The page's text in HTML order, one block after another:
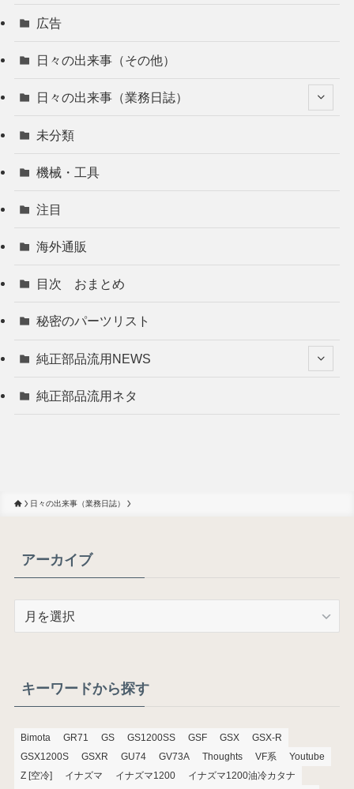
広告
日々の出来事（その他）
日々の出来事（業務日誌）
未分類
機械・工具
注目
海外通販
目次 おまとめ
秘密のパーツリスト
純正部品流用NEWS
純正部品流用ネタ
日々の出来事（業務日誌）
アーカイブ
ブキーワードから探す
Bimota GR71 GS GS1200SS GSF GSX
GSX-R
GSX1200S
GSXR GU74 GV73A Thoughts VF系
Youtube
Z [空冷]
イナズマ イナズマ1200
イナズマ1200油冷カタナ